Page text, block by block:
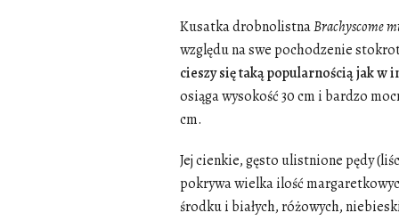
Kusatka drobnolistnaBrachyscome
względu na swe pochodzenie
cieszy się taką popularnością jak w
osiąga wysokość 30 cm i bardzo
cm.
Jej cienkie, gęsto ulistnione pędy
pokrywa wielka ilość
środku i białych, różowych,